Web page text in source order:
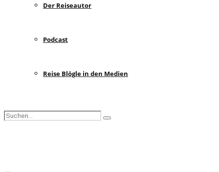
Der Reiseautor
Podcast
Reise Blögle in den Medien
Search
Search